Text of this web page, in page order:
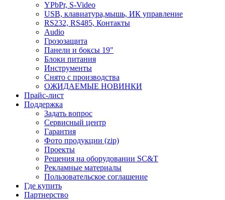
YPbPr, S-Video
USB, клавиатура,мышь, ИК управление
RS232, RS485, Контакты
Audio
Грозозащита
Панели и боксы 19"
Блоки питания
Инструменты
Снято с производства
ОЖИДАЕМЫЕ НОВИНКИ
Прайс-лист
Поддержка
Задать вопрос
Сервисный центр
Гарантия
Фото продукции (zip)
Проекты
Решения на оборудовании SC&T
Рекламные материалы
Пользовательское соглашение
Где купить
Партнерство